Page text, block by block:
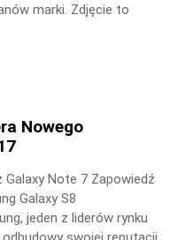
marki. Zdjęcie to
Nowego
Note 7 Zapowiedź
Galaxy S8
jeden z liderów rynku